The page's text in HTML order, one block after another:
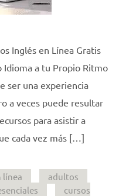
Inglés en Línea Gratis
Idioma a tu Propio Ritmo
ser una experiencia
a veces puede resultar
para asistir a
cada vez más […]
línea
adultos
cursos